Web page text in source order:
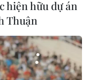
hiện hữu dự án
Thuận